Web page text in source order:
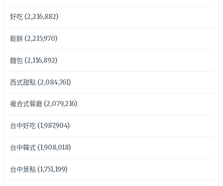
好吃(2,216,882)
鬆餅(2,215,970)
麵包(2,116,892)
西式甜點(2,084,761)
複合式餐廳(2,079,216)
台中好吃(1,987,904)
台中韓式(1,908,018)
台中景點(1,751,199)